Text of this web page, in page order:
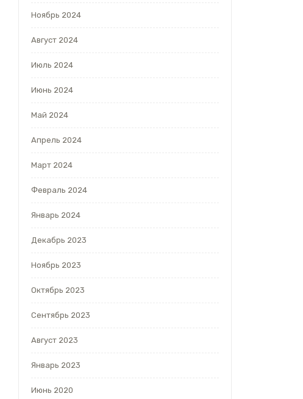
Ноябрь 2024
Август 2024
Июль 2024
Июнь 2024
Май 2024
Апрель 2024
Март 2024
Февраль 2024
Январь 2024
Декабрь 2023
Ноябрь 2023
Октябрь 2023
Сентябрь 2023
Август 2023
Январь 2023
Июнь 2020